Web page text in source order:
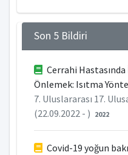
Son 5 Bildiri
Cerrahi
Önlemek: Isıtma
7. Uluslararası 17.
(22.09.2022 - ) 2022
Covid-19 yoğun